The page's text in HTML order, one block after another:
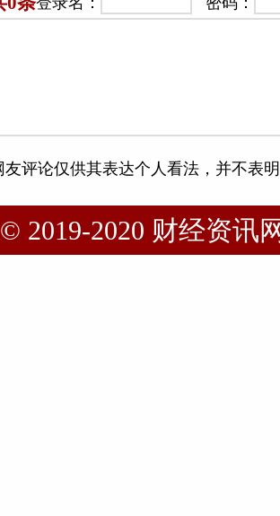
© 2019-2020 财经资讯